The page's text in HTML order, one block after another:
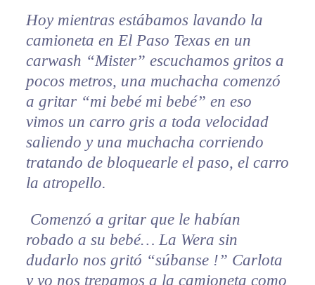
Hoy mientras estábamos lavando la
camioneta en El Paso Texas en un
carwash “Mister” escuchamos gritos a
pocos metros, una muchacha comenzó
a gritar “mi bebé mi bebé” en eso
vimos un carro gris a toda velocidad
saliendo y una muchacha corriendo
tratando de bloquearle el paso, el carro
la atropello.
Comenzó a gritar que le habían
robado a su bebé… La Wera sin
dudarlo nos gritó “súbanse !” Carlota
y yo nos trepamos a la camioneta como